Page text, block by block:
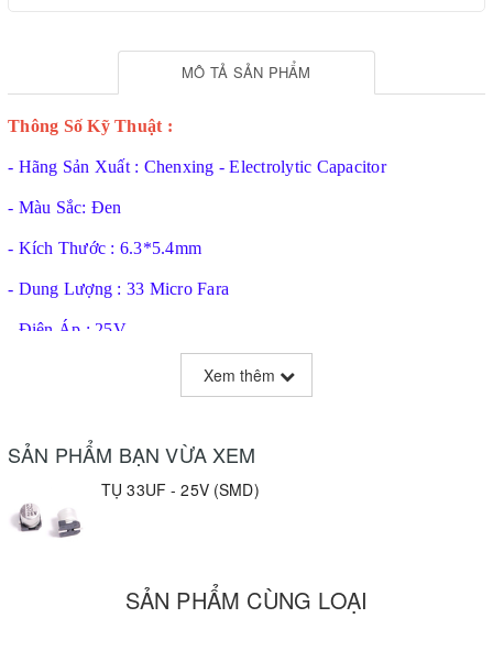
MÔ TẢ SẢN PHẨM
Thông Số Kỹ Thuật :
- Hãng Sản Xuất : Chenxing - Electrolytic Capacitor
- Màu Sắc: Đen
- Kích Thước : 6.3*5.4mm
- Dung Lượng : 33 Micro Fara
- Điện Áp : 25V
Xem thêm
SẢN PHẨM BẠN VỪA XEM
TỤ 33UF - 25V (SMD)
SẢN PHẨM CÙNG LOẠI